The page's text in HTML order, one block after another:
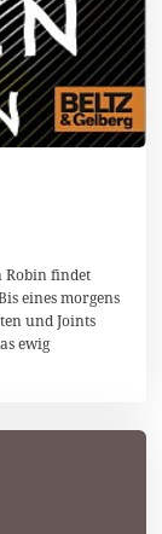
Robin findet
eines morgens
und Joints
ewig